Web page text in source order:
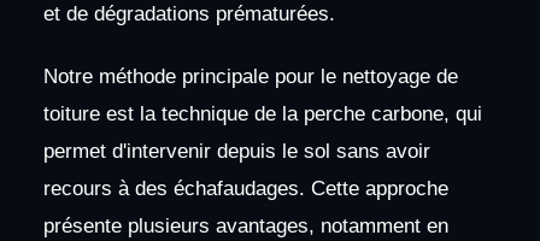
et de dégradations prématurées.
Notre méthode principale pour le nettoyage de
toiture est la technique de la perche carbone, qui
permet d'intervenir depuis le sol sans avoir
recours à des échafaudages. Cette approche
présente plusieurs avantages, notamment en